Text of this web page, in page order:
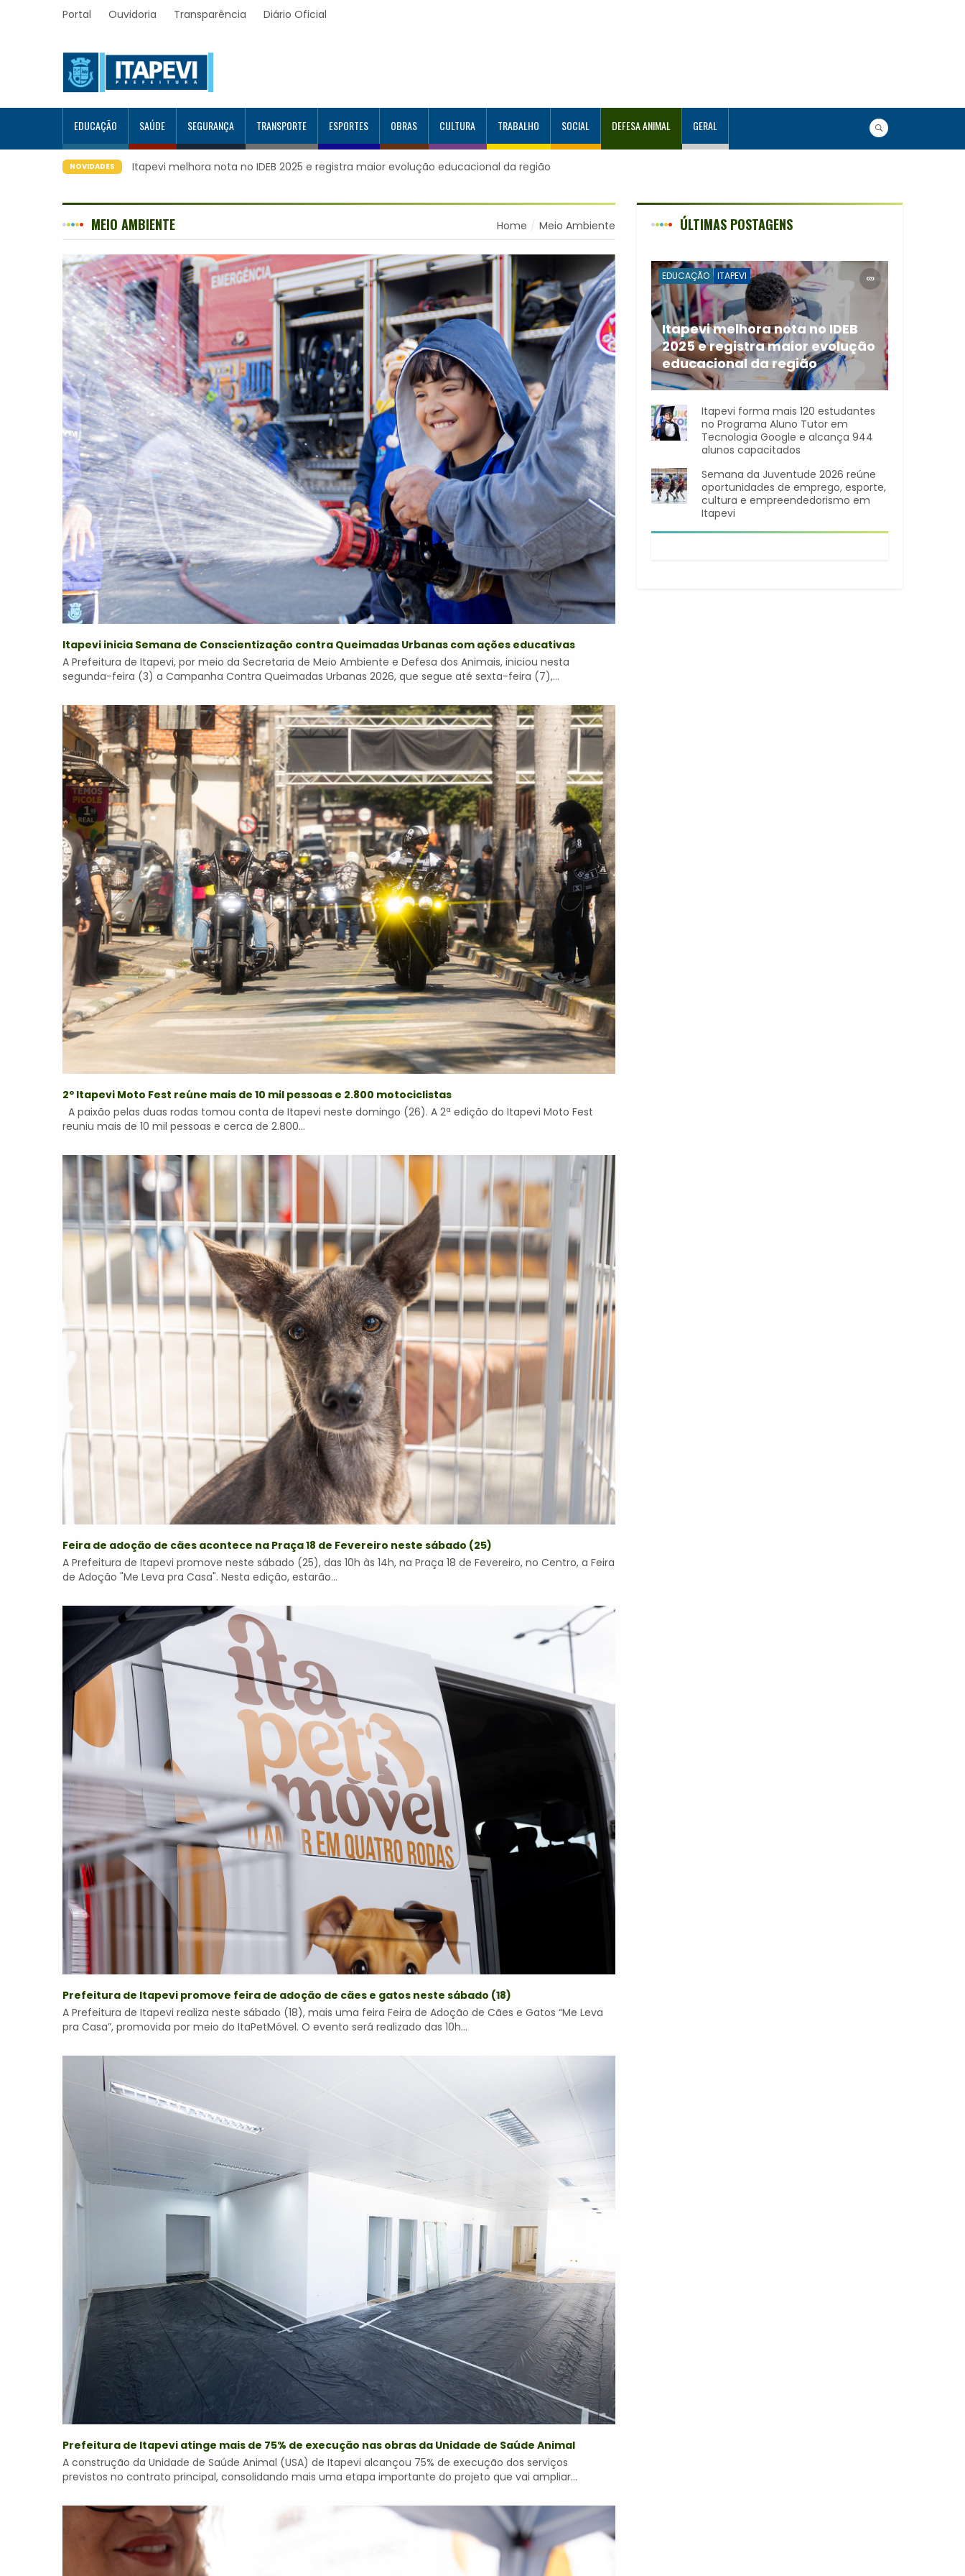
Portal Ouvidoria Transparência Diário Oficial
EDUCAÇÃO SAÚDE SEGURANÇA TRANSPORTE ESPORTES OBRAS CULTURA TRABALHO SOCIAL DEFESA ANIMAL GERAL
NOVIDADES
Itapevi forma mais 120 estudantes no Programa Aluno Tutor em Tecnologia Google e alcança 944 alunos
MEIO AMBIENTE Home Meio Ambiente
Itapevi inicia Semana de Conscientização contra Queimadas Urbanas com ações educativas
A Prefeitura de Itapevi, por meio da Secretaria de Meio Ambiente e Defesa dos Animais, iniciou nesta
segunda-feira (3) a Campanha Contra Queimadas Urbanas 2026, que segue até sexta-feira (7),...
2º Itapevi Moto Fest reúne mais de 10 mil pessoas e 2.800 motociclistas
A paixão pelas duas rodas tomou conta de Itapevi neste domingo (26). A 2ª edição do Itapevi Moto Fest
reuniu mais de 10 mil pessoas e cerca de 2.800...
Feira de adoção de cães acontece na Praça 18 de Fevereiro neste sábado (25)
A Prefeitura de Itapevi promove neste sábado (25), das 10h às 14h, na Praça 18 de Fevereiro, no Centro, a Feira
de Adoção "Me Leva pra Casa". Nesta edição, estarão...
Prefeitura de Itapevi promove feira de adoção de cães e gatos neste sábado (18)
A Prefeitura de Itapevi realiza neste sábado (18), mais uma feira Feira de Adoção de Cães e Gatos “Me Leva
pra Casa”, promovida por meio do ItaPetMóvel. O evento será realizado das 10h...
Prefeitura de Itapevi atinge mais de 75% de execução nas obras da Unidade de Saúde Animal
A construção da Unidade de Saúde Animal (USA) de Itapevi alcançou 75% de execução dos serviços
previstos no contrato principal, consolidando mais uma etapa importante do projeto que vai ampliar...
ÚLTIMAS POSTAGENS
EDUCAÇÃO ITAPEVI
Itapevi melhora nota no IDEB
2025 e registra maior evolução
educacional da região
A rede municipal de ensino
Itapevi forma mais 120 estudantes
no Programa Aluno Tutor em
Tecnologia Google e alcança 944
alunos capacitados
Semana da Juventude 2026 reúne
oportunidades de emprego, esporte,
cultura e empreendedorismo em
Itapevi